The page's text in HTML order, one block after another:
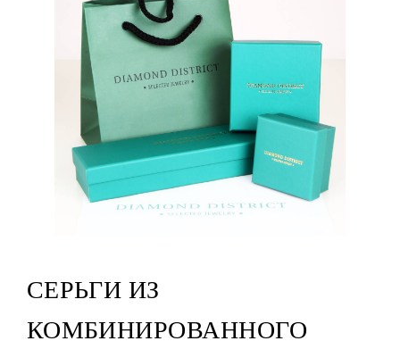
СЕРЬГИ ИЗ
КОМБИНИРОВАННОГО